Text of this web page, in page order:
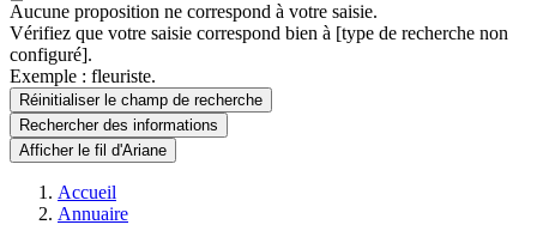
Aucune proposition ne correspond à votre saisie.
Vérifiez que votre saisie correspond bien à [type de recherche non
configuré].
Exemple : fleuriste.
Réinitialiser le champ de recherche
Rechercherdes informations
Afficher le fil d'Ariane
Accueil
Annuaire